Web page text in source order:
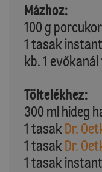
Mázhoz:
100 g porcukor
1 tasak
kb. 1
Töltelékhez:
300 ml hideg
1 tasak Dr.
1 tasak Dr.
1 tasak